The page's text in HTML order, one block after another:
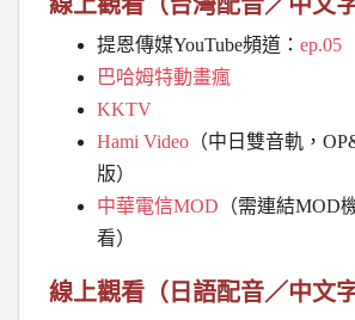
提恩傳媒YouTube頻道： ep.05
巴哈姆特動畫瘋
KKTV
Hami Video （中日雙音軌，
版）
中華電信MOD （需連結MOD
看）
線上觀看（日語配音／中文字